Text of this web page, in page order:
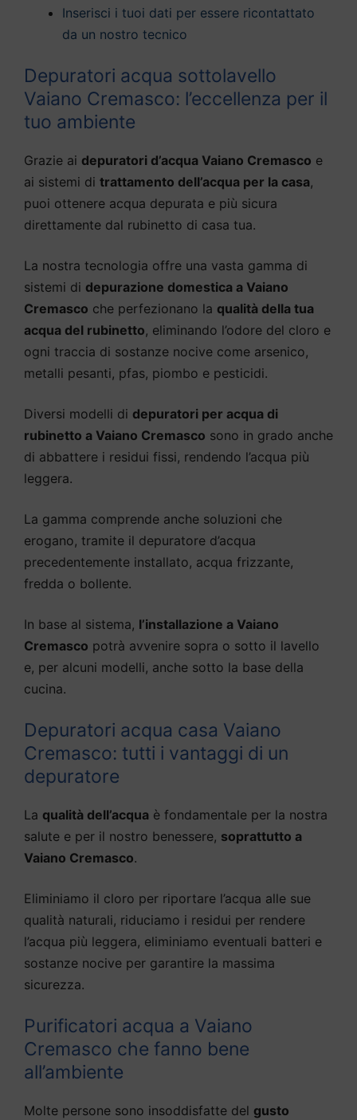
Inserisci i tuoi dati per essere ricontattato
da un nostro tecnico
Depuratori acqua sottolavello
Vaiano Cremasco: l’eccellenza per il
tuo ambiente
Grazie ai depuratori d’acqua Vaiano Cremasco e
ai sistemi di trattamento dell’acqua per la casa,
puoi ottenere acqua depurata e più sicura
direttamente dal rubinetto di casa tua.
La nostra tecnologia offre una vasta gamma di
sistemi di depurazione domestica a Vaiano
Cremasco che perfezionano la qualità della tua
acqua del rubinetto, eliminando l’odore del cloro e
ogni traccia di sostanze nocive come arsenico,
metalli pesanti, pfas, piombo e pesticidi.
Diversi modelli di depuratori per acqua di
rubinetto a Vaiano Cremasco sono in grado anche
di abbattere i residui fissi, rendendo l’acqua più
leggera.
La gamma comprende anche soluzioni che
erogano, tramite il depuratore d’acqua
precedentemente installato, acqua frizzante,
fredda o bollente.
In base al sistema, l’installazione a Vaiano
Cremasco potrà avvenire sopra o sotto il lavello
e, per alcuni modelli, anche sotto la base della
cucina.
Depuratori acqua casa Vaiano
Cremasco: tutti i vantaggi di un
depuratore
La qualità dell’acqua è fondamentale per la nostra
salute e per il nostro benessere, soprattutto a
Vaiano Cremasco.
Eliminiamo il cloro per riportare l’acqua alle sue
qualità naturali, riduciamo i residui per rendere
l’acqua più leggera, eliminiamo eventuali batteri e
sostanze nocive per garantire la massima
sicurezza.
Purificatori acqua a Vaiano
Cremasco che fanno bene
all’ambiente
Molte persone sono insoddisfatte del gusto